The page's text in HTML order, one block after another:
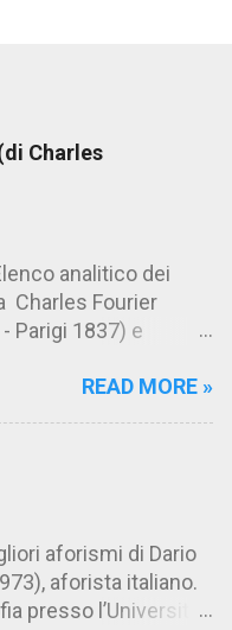
Charles
analitico dei
Charles Fourier
Parigi 1837) e
una raccolta di
colui che ritiene
per averlo
tradimento. Ciò lo
comodo.
analitico dei
READ MORE »
aforismi di Dario
aforista italiano.
presso l’Università